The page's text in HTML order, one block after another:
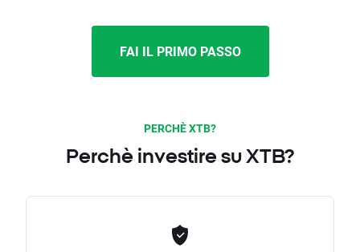
FAI IL PRIMO PASSO
PERCHÈ XTB?
Perchè investire su XTB?